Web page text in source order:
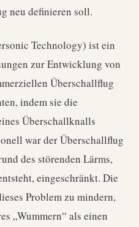
neu definieren soll.
Technology) ist ein
zur Entwicklung von
Überschallflug
indem sie die
Überschallknalls
war der Überschallflug
des störenden Lärms,
eingeschränkt. Die
Problem zu mindern,
„Wummern“ als einen